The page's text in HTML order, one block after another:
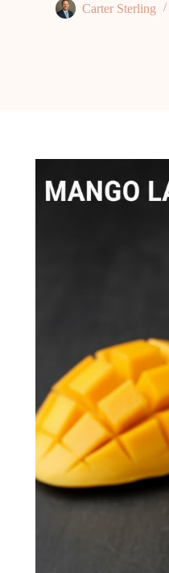
Carter Sterling